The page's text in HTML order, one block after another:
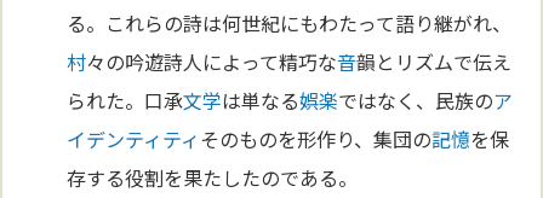
る。これらの詩は何世紀にもわたって語り継がれ、
村々の吟遊詩人によって精巧な音韻とリズムで伝え
られた。口承文学は単なる娯楽ではなく、民族のア
イデンティティ そのものを形作り、集団の記憶を保
存する役割を果たしたのである。